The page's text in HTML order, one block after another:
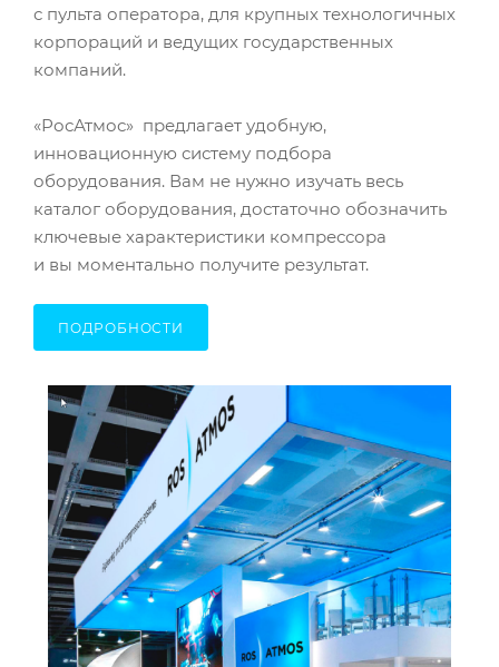
с пульта оператора, для крупных технологичных
корпораций и ведущих государственных
компаний.
«РосАтмос» предлагает удобную,
инновационную систему подбора
оборудования. Вам не нужно изучать весь
каталог оборудования, достаточно обозначить
ключевые характеристики компрессора
и вы моментально получите результат.
ПОДРОБНОСТИ